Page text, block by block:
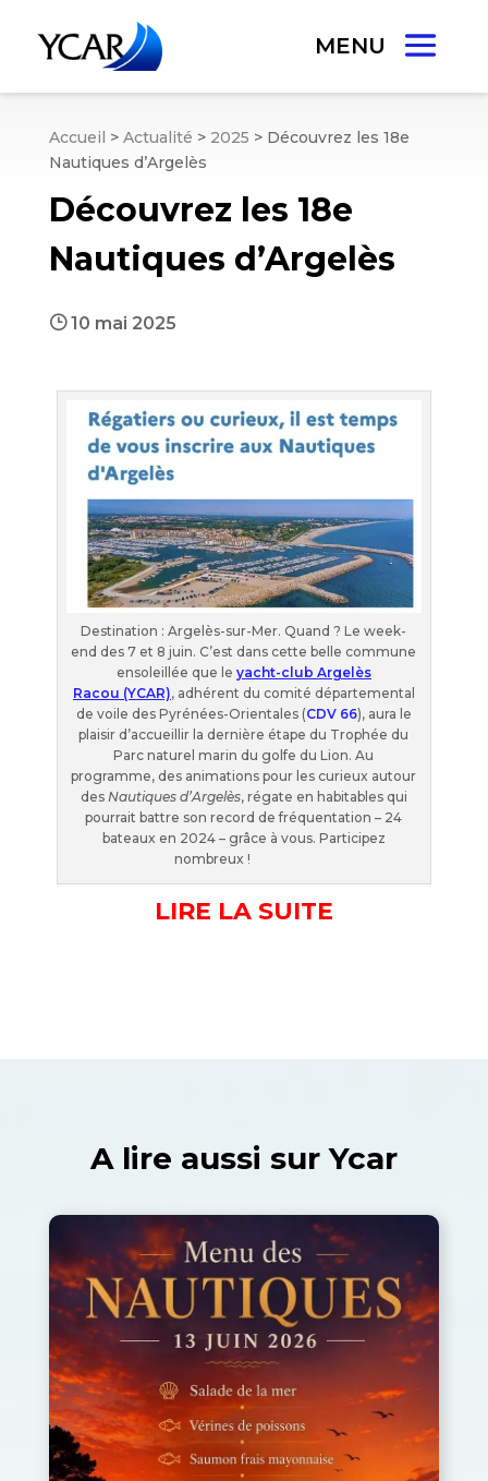
Accueil > Actualité > 2025 > Découvrez les 18e
Nautiques d’Argelès
Découvrez les 18e
Nautiques d’Argelès
}10 mai 2025
Destination : Argelès-sur-Mer. Quand ? Le week-
end des 7 et 8 juin. C’est dans cette belle commune
ensoleillée que le yacht-club Argelès
Racou (YCAR), adhérent du comité départemental
de voile des Pyrénées-Orientales (CDV 66), aura le
plaisir d’accueillir la dernière étape du Trophée du
Parc naturel marin du golfe du Lion. Au
programme, des animations pour les curieux autour
desNautiques d’Argelès, régate en habitables qui
pourrait battre son record de fréquentation – 24
bateaux en 2024 – grâce à vous. Participez
nombreux !
LIRE LA SUITE
A lire aussi sur Ycar